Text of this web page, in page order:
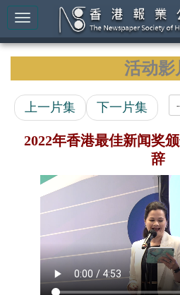
活动影
上一片集 下一片集
2022年香港最佳新闻奖
辞